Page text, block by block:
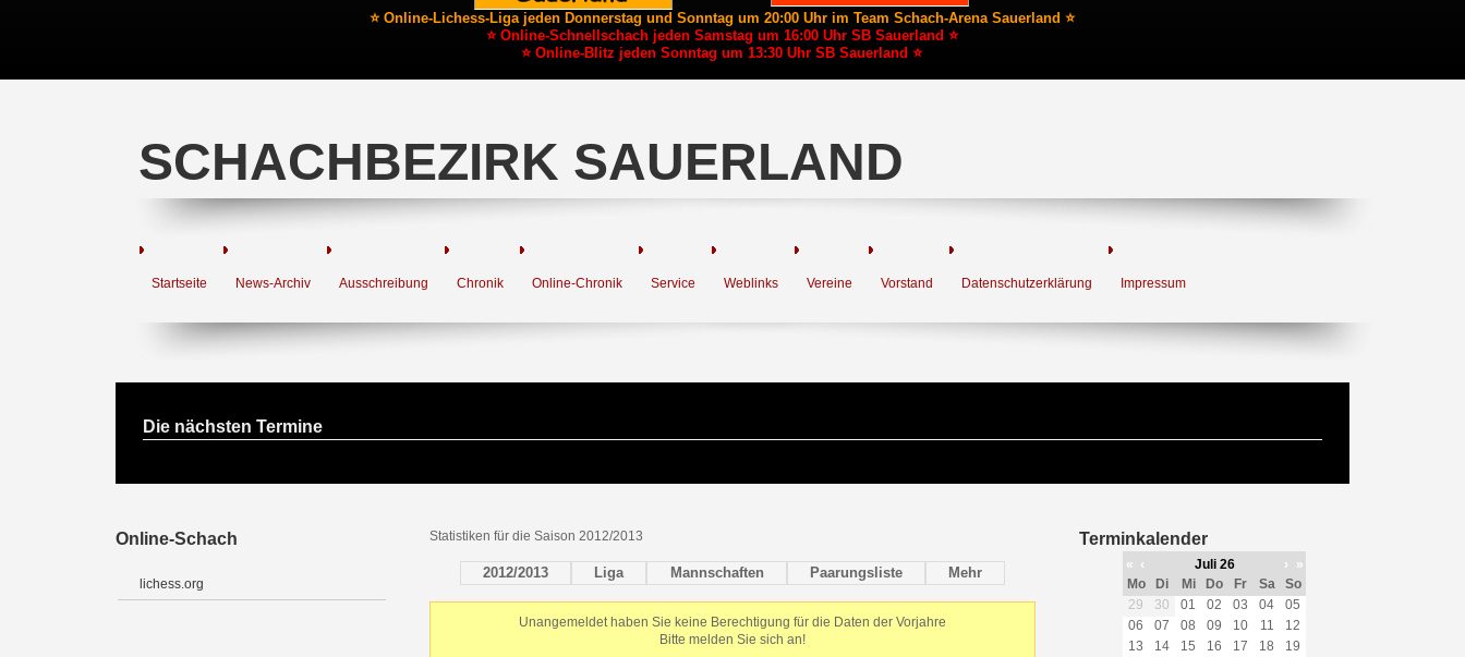
⭐ Online-Lichess-Liga jeden Donnerstag und Sonntag um 20:00 Uhr im Team Schach-Arena Sauerland ⭐
⭐ Online-Schnellschach jeden Samstag um 16:00 Uhr SB Sauerland ⭐
⭐ Online-Blitz jeden Sonntag um 13:30 Uhr SB Sauerland ⭐
SCHACHBEZIRK SAUERLAND
Startseite News-Archiv Ausschreibung Chronik Online-Chronik Service Weblinks Vereine Vorstand Datenschutzerklärung Impressum
Die nächsten Termine
Online-Schach
lichess.org
Statistiken für die Saison 2012/2013
2012/2013 Liga Mannschaften Paarungsliste Mehr
Unangemeldet haben Sie keine Berechtigung für die Daten der Vorjahre
Bitte melden Sie sich an!
Terminkalender
« ‹ Juli 26 ›
»
Mo
Di Mi Do Fr Sa
So
29
30 01 02 03 04
05
06
07 08 09 10 11
12
13
14 15 16 17 18
19